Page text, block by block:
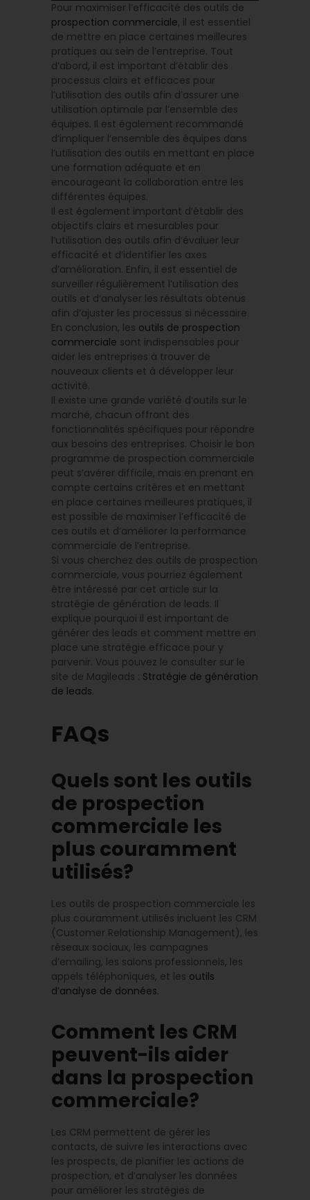
Pour maximiser l’efficacité des outils de
prospection commerciale, il est essentiel
de mettre en place certaines meilleures
pratiques au sein de l’entreprise. Tout
d’abord, il est important d’établir des
processus clairs et efficaces pour
l’utilisation des outils afin d’assurer une
utilisation optimale par l’ensemble des
équipes. Il est également recommandé
d’impliquer l’ensemble des équipes dans
l’utilisation des outils en mettant en place
une formation adéquate et en
encourageant la collaboration entre les
différentes équipes.
Il est également important d’établir des
objectifs clairs et mesurables pour
l’utilisation des outils afin d’évaluer leur
efficacité et d’identifier les axes
d’amélioration. Enfin, il est essentiel de
surveiller régulièrement l’utilisation des
outils et d’analyser les résultats obtenus
afin d’ajuster les processus si nécessaire.
En conclusion, les outils de prospection
commerciale sont indispensables pour
aider les entreprises à trouver de
nouveaux clients et à développer leur
activité.
Il existe une grande variété d’outils sur le
marché, chacun offrant des
fonctionnalités spécifiques pour répondre
aux besoins des entreprises. Choisir le bon
programme de prospection commerciale
peut s’avérer difficile, mais en prenant en
compte certains critères et en mettant
en place certaines meilleures pratiques, il
est possible de maximiser l’efficacité de
ces outils et d’améliorer la performance
commerciale de l’entreprise.
Si vous cherchez des outils de prospection
commerciale, vous pourriez également
être intéressé par cet article sur la
stratégie de génération de leads. Il
explique pourquoi il est important de
générer des leads et comment mettre en
place une stratégie efficace pour y
parvenir. Vous pouvez le consulter sur le
site de Magileads : Stratégie de génération
de leads.
FAQs
Quels sont les outils
de prospection
commerciale les
plus couramment
utilisés?
Les outils de prospection commerciale les
plus couramment utilisés incluent les CRM
(Customer Relationship Management), les
réseaux sociaux, les campagnes
d’emailing, les salons professionnels, les
appels téléphoniques, et les outils
d’analyse de données.
Comment les CRM
peuvent-ils aider
dans la prospection
commerciale?
Les CRM permettent de gérer les
contacts, de suivre les interactions avec
les prospects, de planifier les actions de
prospection, et d’analyser les données
pour améliorer les stratégies de